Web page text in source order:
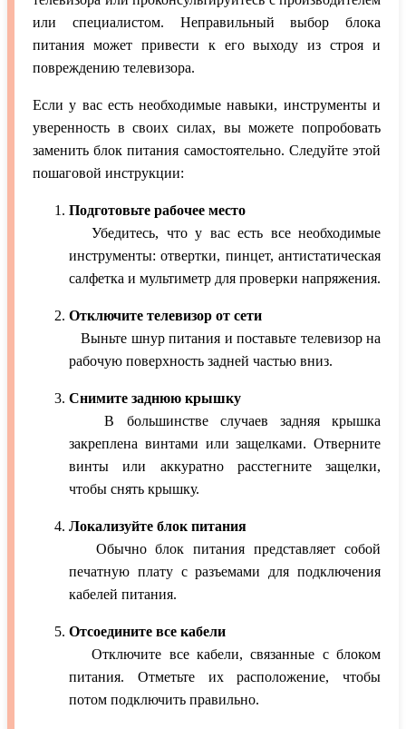
или специалистом. Неправильный выбор блока
питания может привести к его выходу из строя и
повреждению телевизора.
Если у вас есть необходимые навыки, инструменты и
уверенность в своих силах, вы можете попробовать
заменить блок питания самостоятельно. Следуйте этой
пошаговой инструкции:
Подготовьте рабочее место
Убедитесь, что у вас есть все необходимые
инструменты: отвертки, пинцет, антистатическая
салфетка и мультиметр для проверки напряжения.
Отключите телевизор от сети
Выньте шнур питания и поставьте телевизор на
рабочую поверхность задней частью вниз.
Снимите заднюю крышку
В большинстве случаев задняя крышка
закреплена винтами или защелками. Отверните
винты или аккуратно расстегните защелки,
чтобы снять крышку.
Локализуйте блок питания
Обычно блок питания представляет собой
печатную плату с разъемами для подключения
кабелей питания.
Отсоедините все кабели
Отключите все кабели, связанные с блоком
питания. Отметьте их расположение, чтобы
потом подключить правильно.